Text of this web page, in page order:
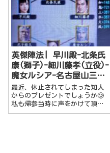
英傑陣法| 早川殿-北条氏
康(獅子)-細川藤孝(立役)-
魔女ルシア-名古屋山三郎-
尼子経久
最近、休止されてしまった知人
からのプレゼントでしょうか🥲
私も帰参当時に声をかけて頂
き、「いずれ装備が必要になっ